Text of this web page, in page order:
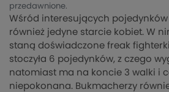
przedawnione.
Wśród interesujących
również jedyne starcie kobiet. W
staną doświadczone freak
stoczyła 6 pojedynków, z czego
natomiast ma na koncie 3 walki i
niepokonana. Bukmacherzy